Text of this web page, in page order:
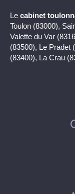
Le cabinet
Toulon (83000),
Valette du Var
(83500), Le Pradet
(83400), La Crau